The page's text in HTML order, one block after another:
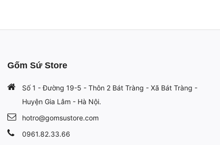
Gốm Sứ Store
Số 1 - Đường 19-5 - Thôn 2 Bát Tràng - Xã Bát Tràng -
Huyện Gia Lâm - Hà Nội.
hotro@gomsustore.com
0961.82.33.66